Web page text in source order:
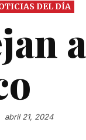
DEL DÍA
abril 21, 2024